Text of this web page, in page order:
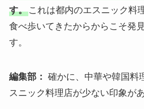
す。これは都内のエスニック料
食べ歩いてきたからからこそ発
す。
編集部： 確かに、中華や韓国料
スニック料理店が少ない印象が